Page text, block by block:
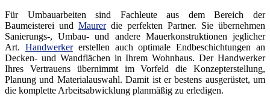
Für Umbauarbeiten sind Fachleute aus dem Bereich der
Baumeisterei und Maurerdie perfekten Partner. Sie übernehmen
Sanierungs-, Umbau- und andere Mauerkonstruktionen jeglicher
Art. Handwerkererstellen auch optimale Endbeschichtungen an
Decken- und Wandflächen in Ihrem Wohnhaus. Der Handwerker
Ihres Vertrauens übernimmt im Vorfeld die Konzepterstellung,
Planung und Materialauswahl. Damit ist er bestens ausgerüstet, um
die komplette Arbeitsabwicklung planmäßig zu erledigen.